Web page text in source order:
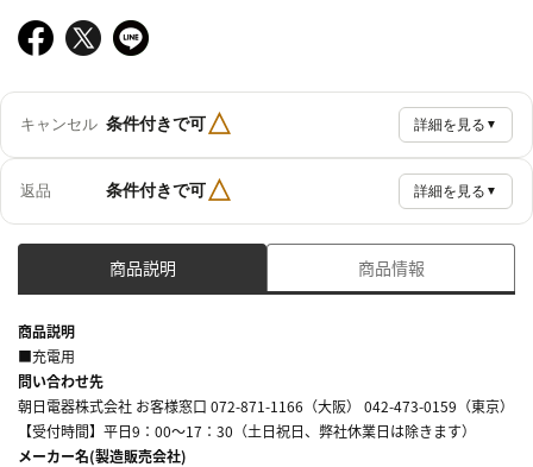
キャンセル 条件付きで可△ 詳細を見る ▼
返品 条件付きで可△ 詳細を見る ▼
商品説明 商品情報
商品説明
■充電用
問い合わせ先
朝日電器株式会社 お客様窓口 072-871-1166（大阪） 042-473-0159（東京）
【受付時間】平日9：00～17：30（土日祝日、弊社休業日は除きます）
メーカー名(製造販売会社)